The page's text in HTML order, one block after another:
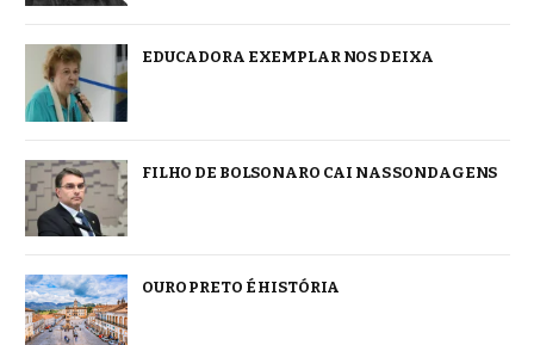
EDUCADORA EXEMPLAR NOS DEIXA
FILHO DE BOLSONARO CAI NAS SONDAGENS
OURO PRETO É HISTÓRIA